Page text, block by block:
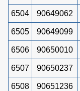
6504 90649062
6505 90649099
6506 90650010
6507 90650237
6508 90651236